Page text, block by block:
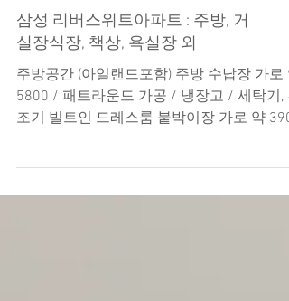
삼성 리버스위트아파트 : 주방, 거
실장식장, 책상, 욕실장 외
주방공간 (아일랜드포함) 주방 수납장 가로
조기 빌트인 드레스룸 붙박이장 가로 약